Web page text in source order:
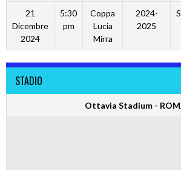
21
Dicembre
2024
5:30
pm
Coppa
Lucia
Mirra
2024-
2025
STADIO
Ottavia Stadium -